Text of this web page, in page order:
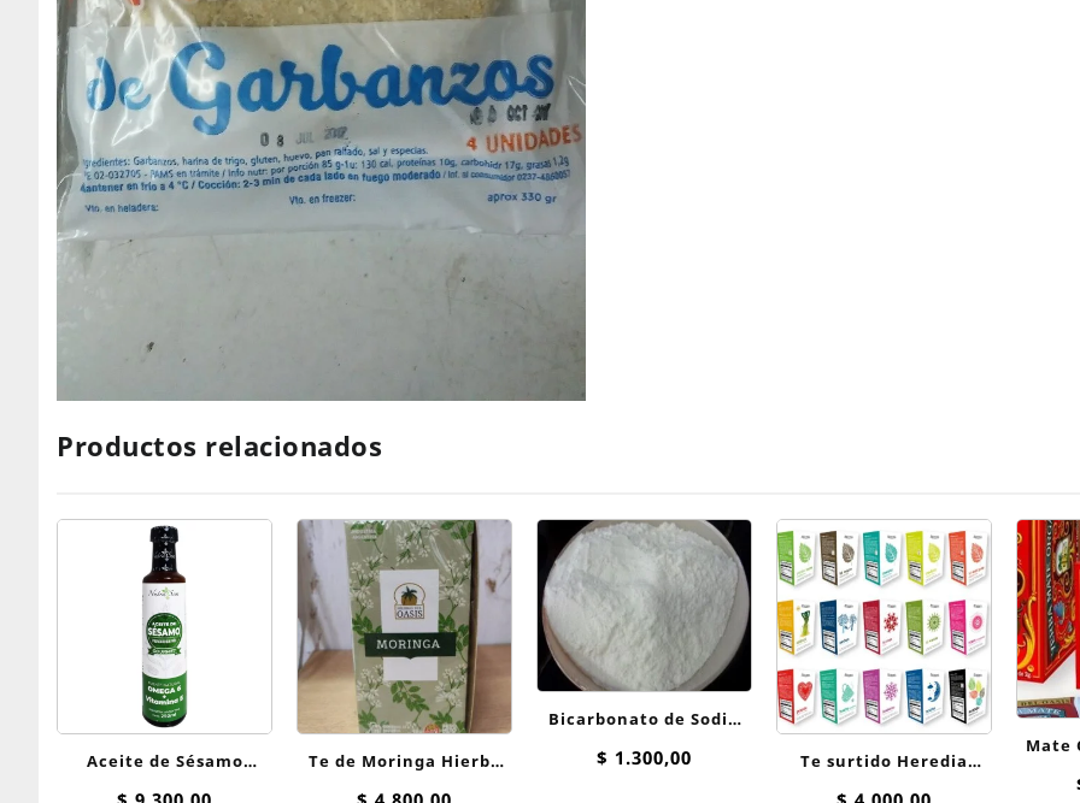
Productos relacionados
Aceite de Sésamo
Premium Tostado
Te de Moringa Hierba
del Oasis saquitos
Bicarbonato de Sodio
100 grs
$ 1.300,00
Te surtido Heredia
Surtido Hierbas
Mate